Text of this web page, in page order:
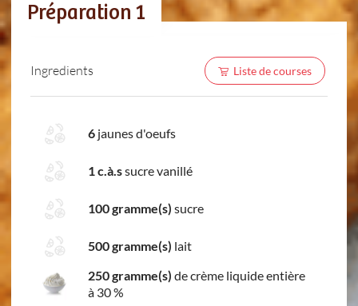
Préparation 1
Ingredients Liste de courses
6 jaunes d'oeufs
1 c.à.ssucre vanillé
100 gramme(s) sucre
500 gramme(s) lait
250 gramme(s) de crème liquide entière
à 30 %